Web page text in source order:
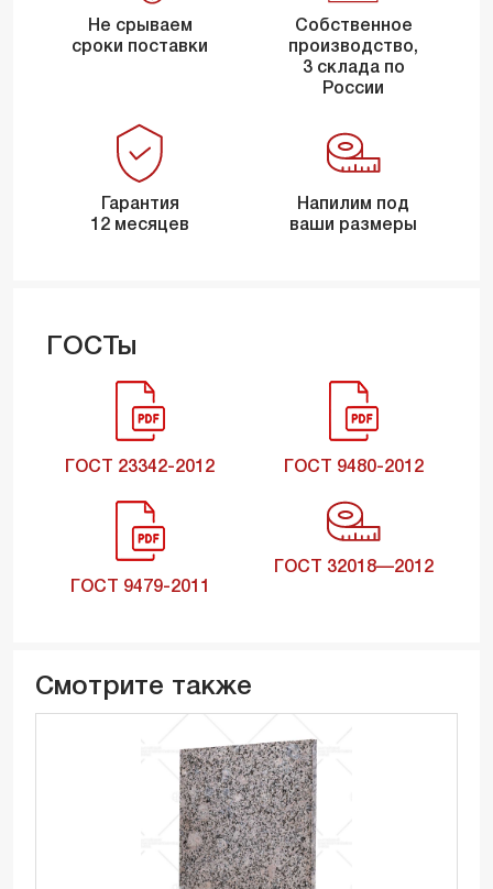
Не срываем
сроки поставки
Собственное
производство,
3 склада по
России
Гарантия
12 месяцев
Напилим под
ваши размеры
ГОСТы
ГОСТ 23342-2012 ГОСТ 9480-2012
ГОСТ 9479-2011
ГОСТ 32018—2012
Смотрите также